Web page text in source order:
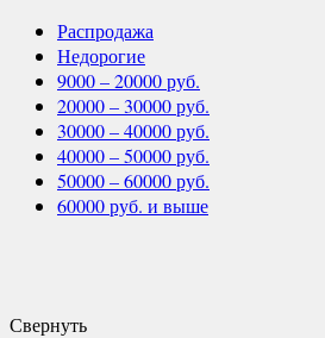
Распродажа
Недорогие
9000 – 20000 руб.
20000 – 30000 руб.
30000 – 40000 руб.
40000 – 50000 руб.
50000 – 60000 руб.
60000 руб. и выше
Свернуть